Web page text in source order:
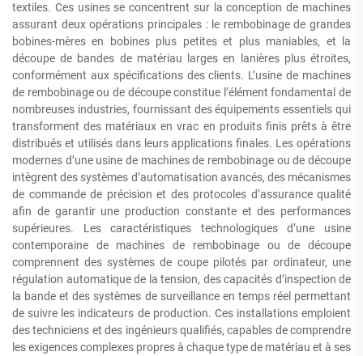
textiles. Ces usines se concentrent sur la conception de machines
assurant deux opérations principales : le rembobinage de grandes
bobines-mères en bobines plus petites et plus maniables, et la
découpe de bandes de matériau larges en lanières plus étroites,
conformément aux spécifications des clients. L’usine de machines
de rembobinage ou de découpe constitue l’élément fondamental de
nombreuses industries, fournissant des équipements essentiels qui
transforment des matériaux en vrac en produits finis prêts à être
distribués et utilisés dans leurs applications finales. Les opérations
modernes d’une usine de machines de rembobinage ou de découpe
intègrent des systèmes d’automatisation avancés, des mécanismes
de commande de précision et des protocoles d’assurance qualité
afin de garantir une production constante et des performances
supérieures. Les caractéristiques technologiques d’une usine
contemporaine de machines de rembobinage ou de découpe
comprennent des systèmes de coupe pilotés par ordinateur, une
régulation automatique de la tension, des capacités d’inspection de
la bande et des systèmes de surveillance en temps réel permettant
de suivre les indicateurs de production. Ces installations emploient
des techniciens et des ingénieurs qualifiés, capables de comprendre
les exigences complexes propres à chaque type de matériau et à ses